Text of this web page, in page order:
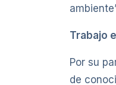
Trabajo
Por su
de